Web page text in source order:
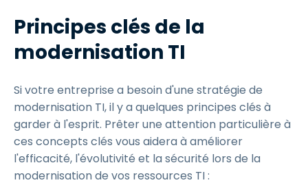
Principes clés de la
modernisation TI
Si votre entreprise a besoin d'une stratégie de
modernisation TI, il y a quelques principes clés à
garder à l'esprit. Prêter une attention particulière à
ces concepts clés vous aidera à améliorer
l'efficacité, l'évolutivité et la sécurité lors de la
modernisation de vos ressources TI :